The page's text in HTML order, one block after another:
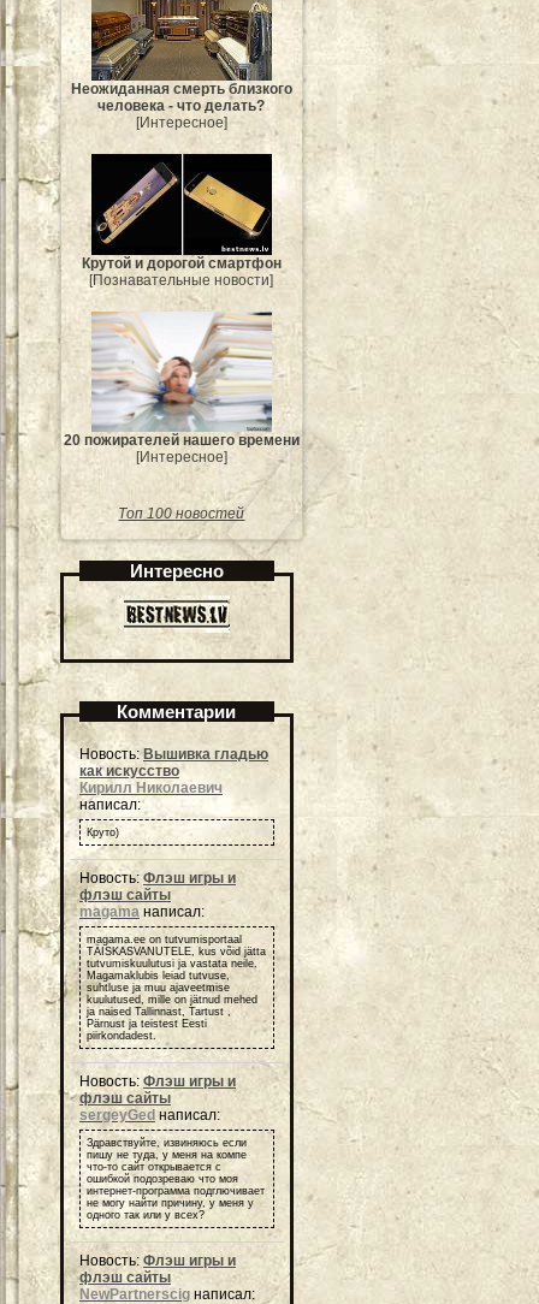
Неожиданная смерть близкого
человека - что делать?
[Интересное]
Крутой и дорогой смартфон
[Познавательные новости]
20 пожирателей нашего времени
[Интересное]
Топ 100 новостей
Интересно
Комментарии
Новость:Вышивка гладью
как искусство
Кирилл Николаевич
написал:
Круто)
Новость:Флэш игры и
флэш сайты
magama написал:
magama.ee on tutvumisportaal
TÄISKASVANUTELE, kus võid jätta
tutvumiskuulutusi ja vastata neile.
Magamaklubis leiad tutvuse,
suhtluse ja muu ajaveetmise
kuulutused, mille on jätnud mehed
ja naised Tallinnast, Tartust ,
Pärnust ja teistest Eesti
piirkondadest.
Новость: Флэш игры и
флэш сайты
sergeyGed написал:
Здравствуйте, извиняюсь если
пишу не туда, у меня на компе
что-то сайт открывается с
ошибкой подозреваю что моя
интернет-программа подглючивает
не могу найти причину, у меня у
одного так или у всех?
Новость: Флэш игры и
флэш сайты
NewPartnerscig написал: